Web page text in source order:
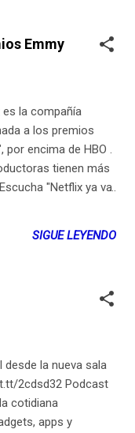
ver este
de
Juanita
Pinzón Galán .
Emmy
la compañía
a los premios
encima de HBO .
tienen más
"Netflix ya va
SIGUE LEYENDO
la nueva sala
2cdsd32 Podcast
cotidiana
apps y